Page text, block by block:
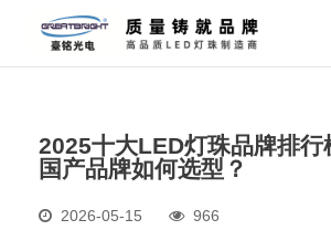
2025十大LED灯珠品牌排行
国产品牌如何选型？
2026-05-15 966